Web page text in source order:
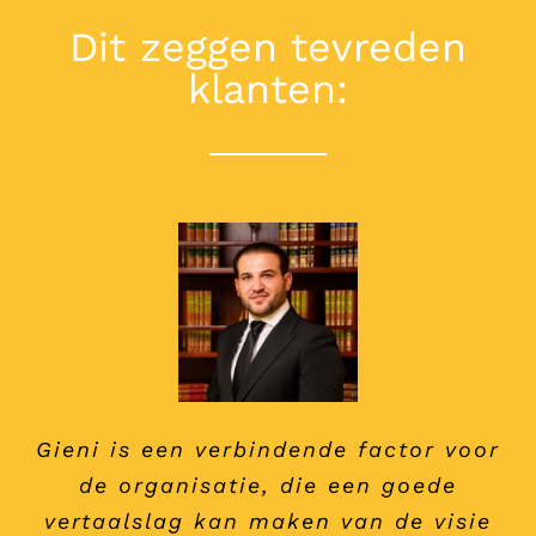
Dit zeggen tevreden
klanten:
Gieni is een verbindende factor voor
de organisatie, die een goede
vertaalslag kan maken van de visie
Binnen onze organisatie van Sterk
Techniek Onderwijs is samenwerken
op basis van kernwaarden van groot
Ik ken Gieni doordat ik een HR
vraagstuk had, toen nog actief als
managing director van een
Gieni is een oprecht persoon en een
resultaatgerichte professional. Met
haar positief kritische houding weet